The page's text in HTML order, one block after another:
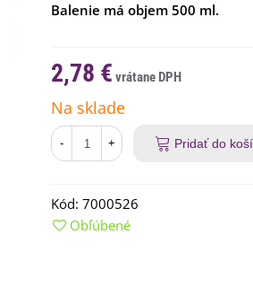
Balenie má objem 500 ml.
2,78 €
Na sklade
- + Pridať do
Kód: 7000526
Obľúbené